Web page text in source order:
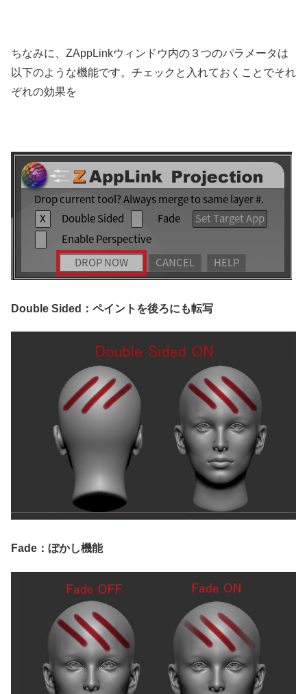
ちなみに、ZAppLinkウィンドウ内の３つのパラメータは
以下のような機能です。チェックと入れておくことでそれ
ぞれの効果を
Double Sided：ペイントを後ろにも転写
Fade：ぼかし機能